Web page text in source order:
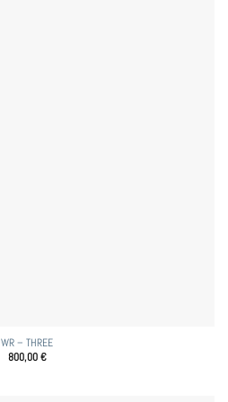
WR – THREE
800,00€